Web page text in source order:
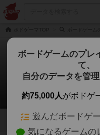
エリート
0件の
1
ボードゲームのプレ
て、
自分のデータを管
約75,000人がボドゲ
遊んだボードゲ
気になるゲームの